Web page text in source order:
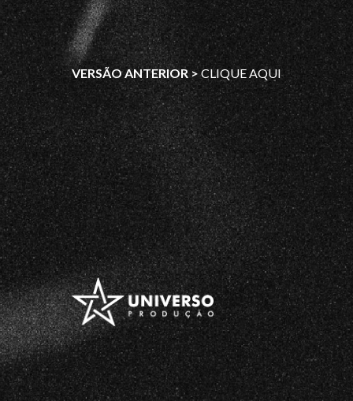
VERSÃO ANTERIOR >CLIQUE AQUI